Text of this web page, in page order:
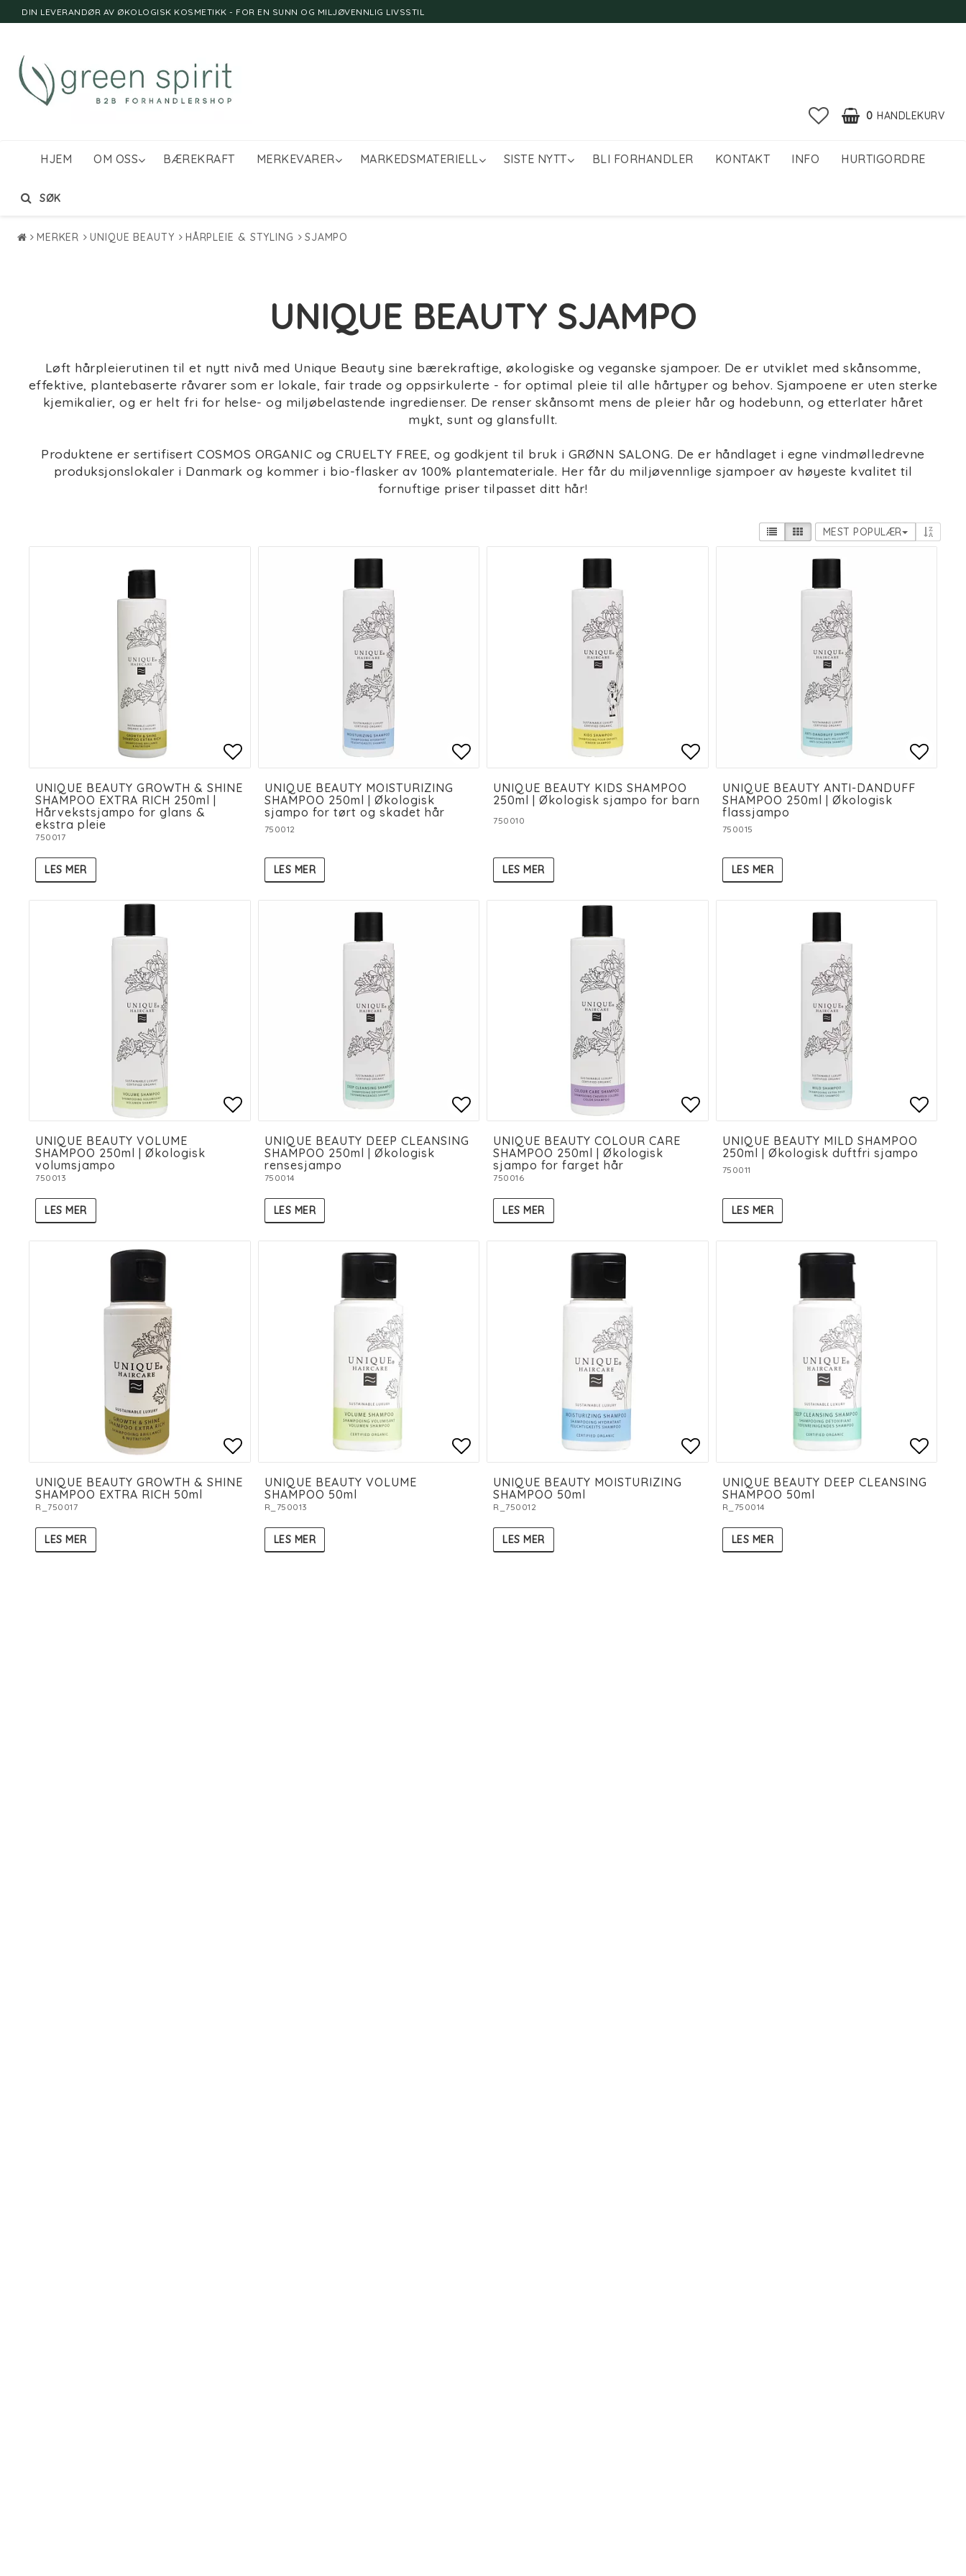
DIN LEVERANDØR AV ØKOLOGISK KOSMETIKK - FOR EN SUNN OG MILJØVENNLIG LIVSSTIL
0 HANDLEKURV
HJEM OM OSS BÆREKRAFT MERKEVARER MARKEDSMATERIELL SISTE NYTT BLI FORHANDLER KONTAKT INFO HURTIGORDRE
SØK
MERKER UNIQUE BEAUTY HÅRPLEIE & STYLING SJAMPO
UNIQUE BEAUTY SJAMPO
Løft hårpleierutinen til et nytt nivå med Unique Beauty sine bærekraftige, økologiske og veganske sjampoer. De er utviklet med skånsomme,
effektive, plantebaserte råvarer som er lokale, fair trade og oppsirkulerte - for optimal pleie til alle hårtyper og behov. Sjampoene er uten sterke
kjemikalier, og er helt fri for helse- og miljøbelastende ingredienser. De renser skånsomt mens de pleier hår og hodebunn, og etterlater håret
mykt, sunt og glansfullt.
Produktene er sertifisert COSMOS ORGANIC og CRUELTY FREE, og godkjent til bruk i GRØNN SALONG. De er håndlaget i egne vindmølledrevne
produksjonslokaler i Danmark og kommer i bio-flasker av 100% plantemateriale. Her får du miljøvennlige sjampoer av høyeste kvalitet til
fornuftige priser tilpasset ditt hår!
MEST POPULÆR
Add to list of favorites
Add to list of favorites
UNIQUE BEAUTY GROWTH & SHINE
SHAMPOO EXTRA RICH 250ml |
Hårvekstsjampo for glans &
ekstra pleie
750017
LES MER
Add to list of favorites
Add to list of favorites
UNIQUE BEAUTY MOISTURIZING
SHAMPOO 250ml | Økologisk
sjampo for tørt og skadet hår
750012
LES MER
Add to list of favorites
Add to list of favorites
UNIQUE BEAUTY KIDS SHAMPOO
250ml | Økologisk sjampo for barn
750010
LES MER
Add
Add
UNIQUE BEAUTY ANTI-DANDUFF
SHAMPOO 250ml | Økologisk
flassjampo
750015
LES MER
Add to list of favorites
Add to list of favorites
UNIQUE BEAUTY VOLUME
SHAMPOO 250ml | Økologisk
volumsjampo
750013
LES MER
Add to list of favorites
Add to list of favorites
UNIQUE BEAUTY DEEP CLEANSING
SHAMPOO 250ml | Økologisk
rensesjampo
750014
LES MER
Add to list of favorites
Add to list of favorites
UNIQUE BEAUTY COLOUR CARE
SHAMPOO 250ml | Økologisk
sjampo for farget hår
750016
LES MER
Add
Add
UNIQUE BEAUTY MILD SHAMPOO
250ml | Økologisk duftfri sjampo
750011
LES MER
Add to list of favorites
UNIQUE BEAUTY GROWTH & SHINE
SHAMPOO EXTRA RICH 50ml
R_750017
LES MER
Add to list of favorites
UNIQUE BEAUTY VOLUME
SHAMPOO 50ml
R_750013
LES MER
Add to list of favorites
UNIQUE BEAUTY MOISTURIZING
SHAMPOO 50ml
R_750012
LES MER
Add
UNIQUE BEAUTY DEEP CLEANSING
SHAMPOO 50ml
R_750014
LES MER